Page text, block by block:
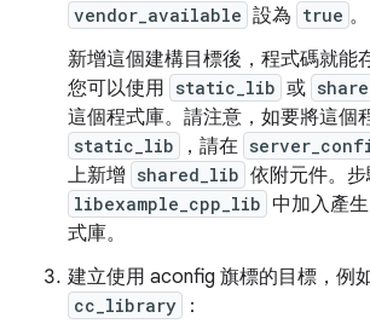
vendor_available 設為 true 。
新增這個建構目標後，程式碼就能
您可以使用 static_lib 或
這個程式庫。請注意，如要將這個
static_lib ，請在
上新增 shared_lib 依附元件。
libexample_cpp_lib 中加入產
式庫。
建立使用 aconfig 旗標的目標，例
cc_library ：